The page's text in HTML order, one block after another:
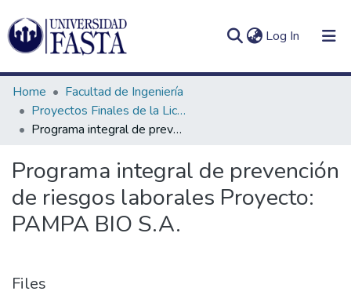
Log In (current)
Communities
&
Collections
All of DSpace
In(current)
Home
Facultad de Ingeniería
Proyectos Finales de la Licenciatura en Seguridad e Higiene en el Trabajo
Programa integral de prevención de riesgos laborales Proyecto: PAMPA BIO S.A.
Programa integral de prevención
de riesgos laborales Proyecto:
PAMPA BIO S.A.
Files